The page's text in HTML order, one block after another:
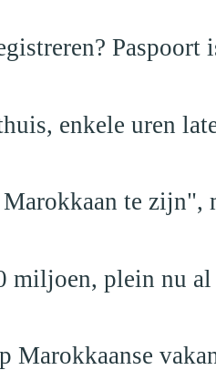
Paspoort
enkele uren
te zijn",
miljoen, plein nu
Marokkaanse